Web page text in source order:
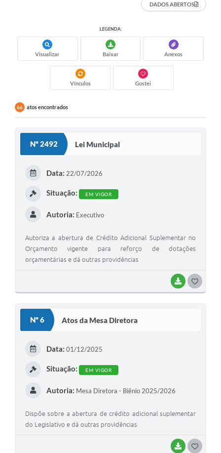
DADOS ABERTOS
LEGENDA:
Visualizar Baixar Anexos
Vínculos Gostei
66 atos encontrados
Nº 2492 Lei Municipal
BAIXAR
Data: 22/07/2026
Situação: EM VIGOR
Autoria: Executivo
Autoriza a abertura de Crédito Adicional Suplementar no
Orçamento vigente para reforço de dotações
orçamentárias e dá outras providências
Nº 6 Atos da Mesa Diretora
BAIXAR
Data: 01/12/2025
Situação: EM VIGOR
Autoria: Mesa Diretora - Biênio 2025/2026
Dispõe sobre a abertura de crédito adicional suplementar
do Legislativo e dá outras providências